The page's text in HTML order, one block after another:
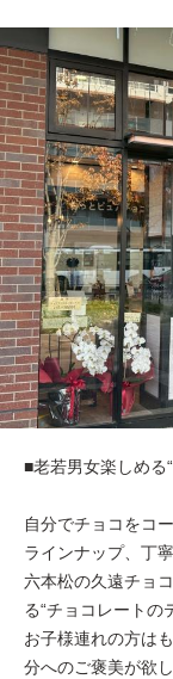
■老若男女楽しめる
自分でチョコをコ
ラインナップ、丁
六本松の久遠チョ
る“チョコレートの
お子様連れの方は
分へのご褒美が欲